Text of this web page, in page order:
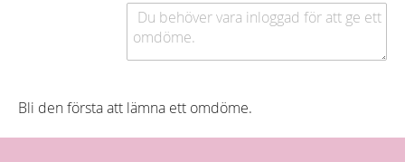
Bli den första att lämna ett omdöme.